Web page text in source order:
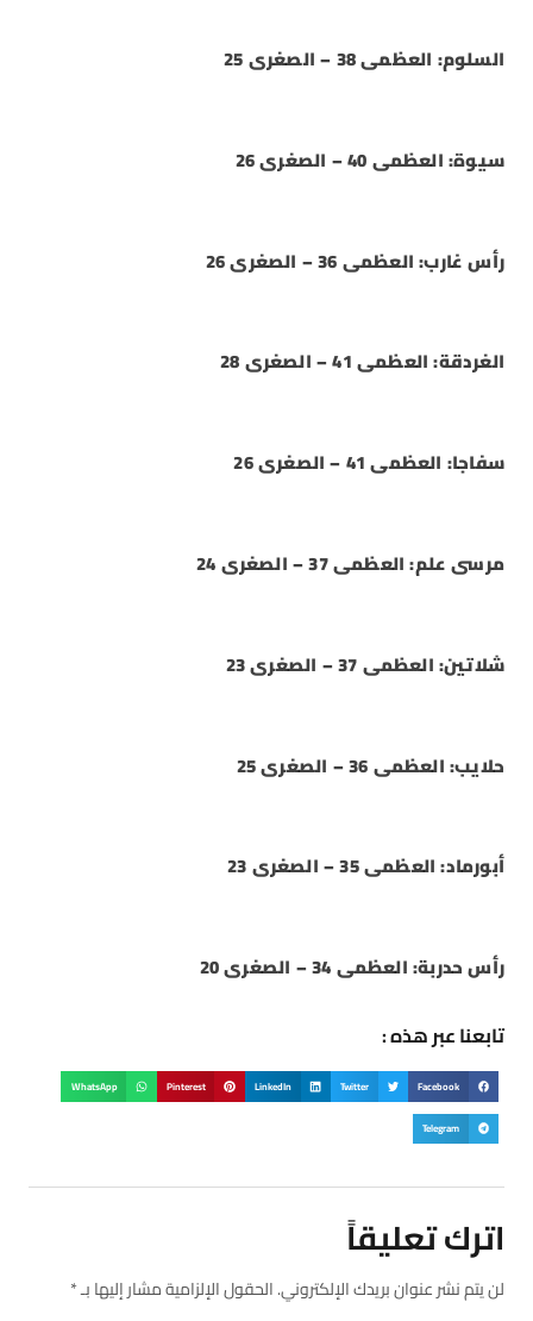
السلوم: العظمى 38 – الصغرى 25
سيوة: العظمى 40 – الصغرى 26
رأس غارب: العظمى 36 – الصغرى 26
الغردقة: العظمى 41 – الصغرى 28
سفاجا: العظمى 41 – الصغرى 26
مرسى علم: العظمى 37 – الصغرى 24
شلاتين: العظمى 37 – الصغرى 23
حلايب: العظمى 36 – الصغرى 25
أبورماد: العظمى 35 – الصغرى 23
رأس حدربة: العظمى 34 – الصغرى 20
تابعنا عبر هذه :
Facebook
Twitter
LinkedIn
Pinterest
WhatsApp
Telegram
اترك تعليقاً
لن يتم نشر عنوان بريدك الإلكتروني.الحقول الإلزامية مشار إليها بـ*